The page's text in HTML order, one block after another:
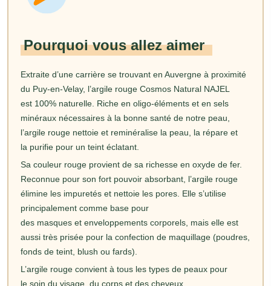
Pourquoi vous allez aimer
Extraite d’une carrière se trouvant en Auvergne à proximité
du Puy-en-Velay, l’argile rouge Cosmos Natural NAJEL
est 100% naturelle. Riche en oligo-éléments et en sels
minéraux nécessaires à la bonne santé de notre peau,
l’argile rouge nettoie et reminéralise la peau, la répare et
la purifie pour un teint éclatant.
Sa couleur rouge provient de sa richesse en oxyde de fer.
Reconnue pour son fort pouvoir absorbant, l’argile rouge
élimine les impuretés et nettoie les pores. Elle s’utilise
principalement comme base pour
des masques et enveloppements corporels, mais elle est
aussi très prisée pour la confection de maquillage (poudres,
fonds de teint, blush ou fards).
L’argile rouge convient à tous les types de peaux pour
le soin du visage, du corps et des cheveux.